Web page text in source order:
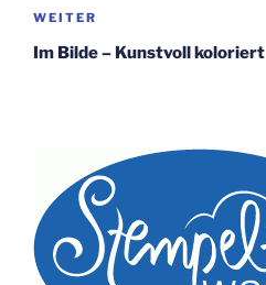
Nächster
Beitrag
WEITER
Im Bilde – Kunstvoll koloriert